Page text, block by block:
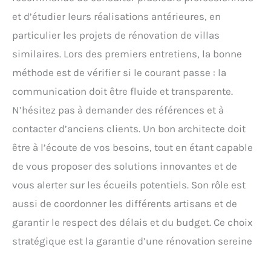
et d’étudier leurs réalisations antérieures, en
particulier les projets de rénovation de villas
similaires. Lors des premiers entretiens, la bonne
méthode est de vérifier si le courant passe : la
communication doit être fluide et transparente.
N’hésitez pas à demander des références et à
contacter d’anciens clients. Un bon architecte doit
être à l’écoute de vos besoins, tout en étant capable
de vous proposer des solutions innovantes et de
vous alerter sur les écueils potentiels. Son rôle est
aussi de coordonner les différents artisans et de
garantir le respect des délais et du budget. Ce choix
stratégique est la garantie d’une rénovation sereine